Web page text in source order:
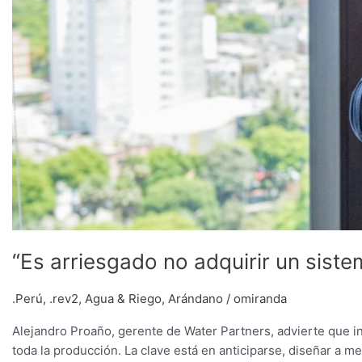
“Es arriesgado no adquirir un
.Perú, .rev2, Agua & Riego, Arándano / omiranda
Alejandro Proaño, gerente de Water Partners, advierte que
toda la producción. La clave está en anticiparse, diseñar a